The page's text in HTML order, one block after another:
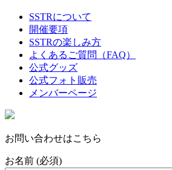
SSTRについて
開催要項
SSTRの楽しみ方
よくあるご質問（FAQ）
公式グッズ
公式フォト販売
メンバーページ
お問い合わせはこちら
お名前 (必須)